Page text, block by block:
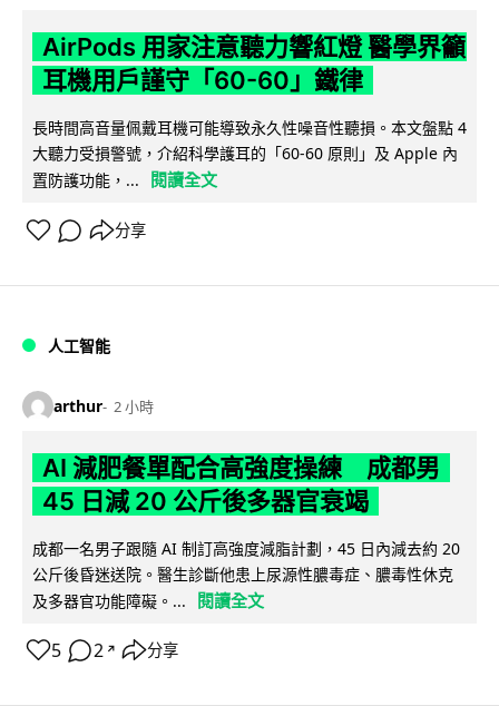
AirPods 用家注意聽力響紅燈 醫學界籲
耳機用戶謹守「60-60」鐵律
長時間高音量佩戴耳機可能導致永久性噪音性聽損。本文盤點 4
大聽力受損警號，介紹科學護耳的「60-60 原則」及 Apple 內
置防護功能，...
閱讀全文
分享
人工智能
arthur 2 小時
AI 減肥餐單配合高強度操練 成都男
45 日減 20 公斤後多器官衰竭
成都一名男子跟隨 AI 制訂高強度減脂計劃，45 日內減去約 20
公斤後昏迷送院。醫生診斷他患上尿源性膿毒症、膿毒性休克
及多器官功能障礙。...
閱讀全文
5 2 ↗ 分享